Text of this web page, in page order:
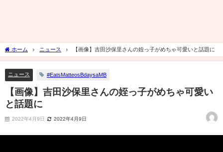
ホーム ニュース 【画像】吉田沙保里さんの姪っ子がめちゃ可愛いと話題に
ニュース #EatsMatteosBdaysaMB
【画像】吉田沙保里さんの姪っ子がめちゃ可愛い
と話題に
2022年4月9日 2022年4月9日